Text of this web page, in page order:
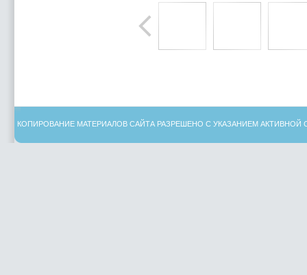
КОПИРОВАНИЕ МАТЕРИАЛОВ САЙТА РАЗРЕШЕНО С УКАЗАНИЕМ АКТИВНОЙ